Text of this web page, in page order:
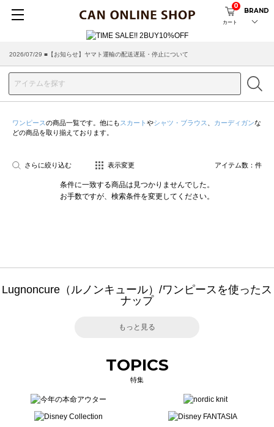
カート
0
BRAND
2026/07/29 ■【お知らせ】ヤマト運輸の配送遅延・停止について
2026/03/18 ■店舗受け取りサービスのご案内
ワンピースの商品一覧です。他にも スカート やシャツ・ブラウス カーディガンな
どの商品を取り揃えております。
さらに絞り込む 表示変更 アイテム数： 件
条件に一致する商品は見つかりませんでした。
お手数ですが、検索条件を変更してください。
Lugnoncure（ルノンキュール）/ワンピースを使ったス
ナップ
もっと見る
TOPICS
特集